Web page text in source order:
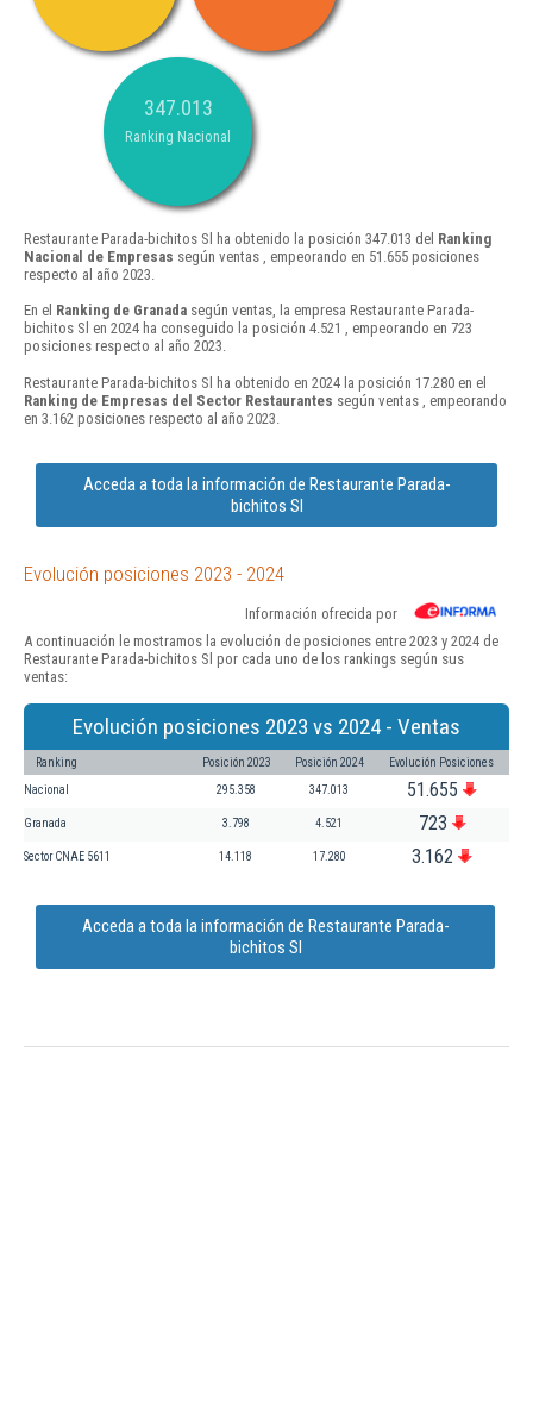
347.013
Ranking Nacional
Restaurante Parada-bichitos Sl ha obtenido la posición 347.013 del Ranking
Nacional de Empresas según ventas , empeorando en 51.655 posiciones
respecto al año 2023.
En el Ranking de Granada según ventas, la empresa Restaurante Parada-
bichitos Sl en 2024 ha conseguido la posición 4.521 , empeorando en 723
posiciones respecto al año 2023.
Restaurante Parada-bichitos Sl ha obtenido en 2024 la posición 17.280 en el
Ranking de Empresas del Sector Restaurantes según ventas , empeorando
en 3.162 posiciones respecto al año 2023.
Acceda a toda la información de Restaurante Parada-
bichitos Sl
Evolución posiciones 2023 - 2024
Información ofrecida por
A continuación le mostramos la evolución de posiciones entre 2023 y 2024 de
Restaurante Parada-bichitos Sl por cada uno de los rankings según sus
ventas:
Evolución posiciones 2023 vs 2024 - Ventas
Ranking Posición 2023 Posición 2024 Evolución Posiciones
Nacional 295.358 347.013 51.655
Granada 3.798 4.521 723
Sector CNAE 5611 14.118 17.280 3.162
Acceda a toda la información de Restaurante Parada-
bichitos Sl